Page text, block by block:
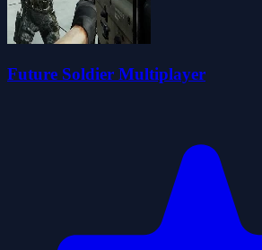
Future Soldier Multiplayer